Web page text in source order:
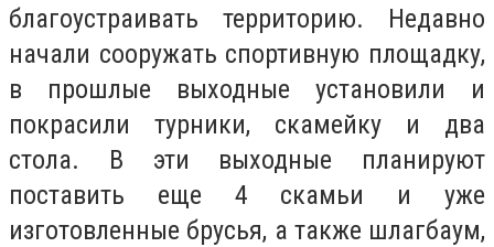
благоустраивать территорию. Недавно
начали сооружать спортивную площадку,
в прошлые выходные установили и
покрасили турники, скамейку и два
стола. В эти выходные планируют
поставить еще 4 скамьи и уже
изготовленные брусья, а также шлагбаум,